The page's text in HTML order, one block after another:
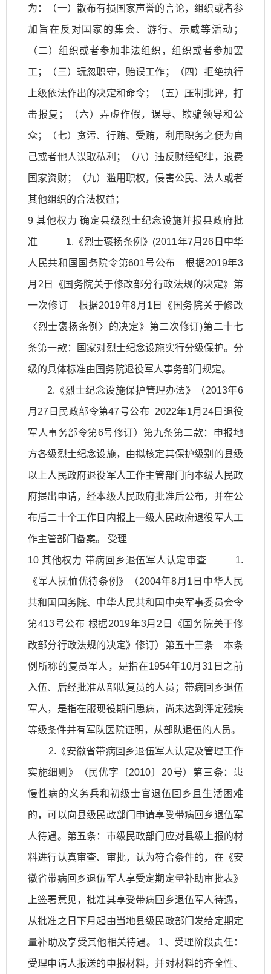
为：（一）散布有损国家声誉的言论，组织或者参
加旨在反对国家的集会、游行、示威等活动；
（二）组织或者参加非法组织，组织或者参加罢
工；（三）玩忽职守，贻误工作；（四）拒绝执行
上级依法作出的决定和命令；（五）压制批评，打
击报复；（六）弄虚作假，误导、欺骗领导和公
众；（七）贪污、行贿、受贿，利用职务之便为自
己或者他人谋取私利；（八）违反财经纪律，浪费
国家资财；（九）滥用职权，侵害公民、法人或者
其他组织的合法权益；
9 其他权力 确定县级烈士纪念设施并报县政府批
准 1.《烈士褒扬条例》(2011年7月26日中华
人民共和国国务院令第601号公布 根据2019年3
月2日《国务院关于修改部分行政法规的决定》第
一次修订 根据2019年8月1日《国务院关于修改
〈烈士褒扬条例〉的决定》第二次修订)第二十七
条第一款：国家对烈士纪念设施实行分级保护。分
级的具体标准由国务院退役军人事务部门规定。
2.《烈士纪念设施保护管理办法》（2013年6
月27日民政部令第47号公布 2022年1月24日退役
军人事务部令第6号修订）第九条第二款：申报地
方各级烈士纪念设施，由拟核定其保护级别的县级
以上人民政府退役军人工作主管部门向本级人民政
府提出申请，经本级人民政府批准后公布，并在公
布后二十个工作日内报上一级人民政府退役军人工
作主管部门备案。 受理
10 其他权力 带病回乡退伍军人认定审查 1.
《军人抚恤优待条例》（2004年8月1日中华人民
共和国国务院、中华人民共和国中央军事委员会令
第413号公布 根据2019年3月2日《国务院关于修
改部分行政法规的决定》修订）第五十三条 本条
例所称的复员军人，是指在1954年10月31日之前
入伍、后经批准从部队复员的人员；带病回乡退伍
军人，是指在服现役期间患病，尚未达到评定残疾
等级条件并有军队医院证明，从部队退伍的人员。
2.《安徽省带病回乡退伍军人认定及管理工作
实施细则》（民优字〔2010〕20号）第三条：患
慢性病的义务兵和初级士官退伍回乡且生活困难
的，可以向县级民政部门申请享受带病回乡退伍军
人待遇。第五条：市级民政部门应对县级上报的材
料进行认真审查、审批，认为符合条件的，在《安
徽省带病回乡退伍军人享受定期定量补助审批表》
上签署意见，批准其享受带病回乡退伍军人待遇，
从批准之日下月起由当地县级民政部门发给定期定
量补助及享受其他相关待遇。 1、受理阶段责任：
受理申请人报送的申报材料，并对材料的齐全性、